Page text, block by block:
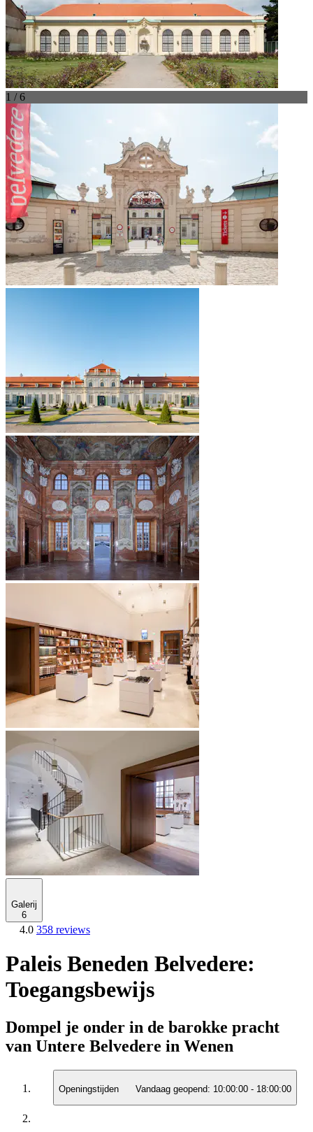
1 / 6
Galerij
6
4.0 358 reviews
Paleis Beneden Belvedere:
Toegangsbewijs
Dompel je onder in de barokke pracht
van Untere Belvedere in Wenen
Openingstijden Vandaag geopend: 10:00:00 - 18:00:00